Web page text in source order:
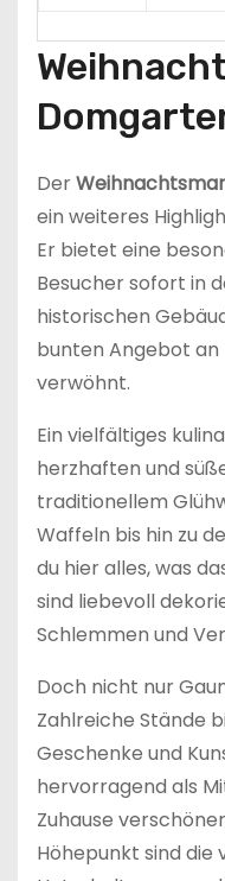
Der
ein weiteres
Er bietet eine
Besucher sofort in
historischen
bunten Angebot an
verwöhnt.
Ein vielfältiges
herzhaften und
traditionellem
Waffeln bis hin zu
du hier alles, was
sind liebevoll
Schlemmen und
Doch nicht nur
Zahlreiche Stände
Geschenke und
hervorragend als
Zuhause
Höhepunkt sind die